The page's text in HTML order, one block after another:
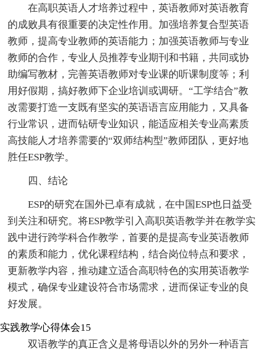
在高职英语人才培养过程中，英语教师对英语教育
的成败具有很重要的决定性作用。加强培养复合型英语
教师，提高专业教师的英语能力；加强英语教师与专业
教师的合作，专业人员推荐专业期刊和书籍，共同或协
助编写教材，完善英语教师对专业课的听课制度等；利
用好假期，搞好教师下企业培训或调研。“工学结合”教
改需要打造一支既有坚实的英语语言应用能力，又具备
行业常识，进而钻研专业知识，能适应相关专业高素质
高技能人才培养需要的“双师结构型”教师团队，更好地
胜任ESP教学。
四、结论
ESP的研究在国外已卓有成就，在中国ESP也日益受
到关注和研究。将ESP教学引入高职英语教学并在教学实
践中进行跨学科合作教学，首要的是提高专业英语教师
的素质和能力，优化课程结构，结合岗位特点和要求，
更新教学内容，推动建立适合高职特色的实用英语教学
模式，确保专业建设符合市场需求，进而保证专业的良
好发展。
实践教学心得体会15
双语教学的真正含义是将母语以外的另外一种语言